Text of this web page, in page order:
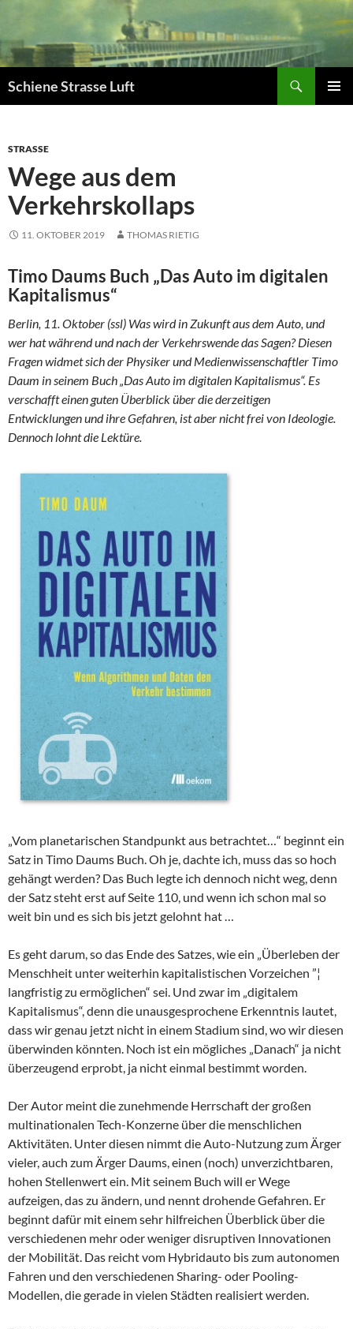
springen
Schiene Strasse Luft
STRASSE
Wege aus dem
Verkehrskollaps
11. OKTOBER 2019 THOMAS RIETIG
Timo Daums Buch „Das Auto im digitalen
Kapitalismus“
Berlin, 11. Oktober (ssl) Was wird in Zukunft aus dem Auto, und
wer hat während und nach der Verkehrswende das Sagen? Diesen
Fragen widmet sich der Physiker und Medienwissenschaftler Timo
Daum in seinem Buch „Das Auto im digitalen Kapitalismus“. Es
verschafft einen guten Überblick über die derzeitigen
Entwicklungen und ihre Gefahren, ist aber nicht frei von Ideologie.
Dennoch lohnt die Lektüre.
„Vom planetarischen Standpunkt aus betrachtet…“ beginnt ein
Satz in Timo Daums Buch. Oh je, dachte ich, muss das so hoch
gehängt werden? Das Buch legte ich dennoch nicht weg, denn
der Satz steht erst auf Seite 110, und wenn ich schon mal so
weit bin und es sich bis jetzt gelohnt hat …
Es geht darum, so das Ende des Satzes, wie ein „Überleben der
Menschheit unter weiterhin kapitalistischen Vorzeichen ”¦
langfristig zu ermöglichen“ sei. Und zwar im „digitalem
Kapitalismus“, denn die unausgesprochene Erkenntnis lautet,
dass wir genau jetzt nicht in einem Stadium sind, wo wir diesen
überwinden könnten. Noch ist ein mögliches „Danach“ ja nicht
überzeugend erprobt, ja nicht einmal bestimmt worden.
Der Autor meint die zunehmende Herrschaft der großen
multinationalen Tech-Konzerne über die menschlichen
Aktivitäten. Unter diesen nimmt die Auto-Nutzung zum Ärger
vieler, auch zum Ärger Daums, einen (noch) unverzichtbaren,
hohen Stellenwert ein. Mit seinem Buch will er Wege
aufzeigen, das zu ändern, und nennt drohende Gefahren. Er
beginnt dafür mit einem sehr hilfreichen Überblick über die
verschiedenen mehr oder weniger disruptiven Innovationen
der Mobilität. Das reicht vom Hybridauto bis zum autonomen
Fahren und den verschiedenen Sharing- oder Pooling-
Modellen, die gerade in vielen Städten realisiert werden.